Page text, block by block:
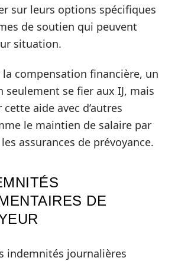
sur leurs options spécifiques
de soutien qui peuvent
situation.
compensation financière, un
seulement se fier aux IJ, mais
aide avec d’autres
le maintien de salaire par
assurances de prévoyance.
DE
indemnités journalières